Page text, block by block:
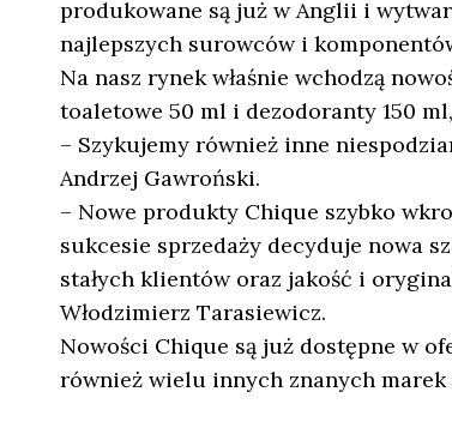
produkowane są już w Anglii i
najlepszych surowców i
Na nasz rynek właśnie wchodzą
toaletowe 50 ml i dezodoranty 150
– Szykujemy również inne
Andrzej Gawroński.
– Nowe produkty Chique szybko
sukcesie sprzedaży decyduje nowa
stałych klientów oraz jakość i
Włodzimierz Tarasiewicz.
Nowości Chique są już dostępne w
również wielu innych znanych marek